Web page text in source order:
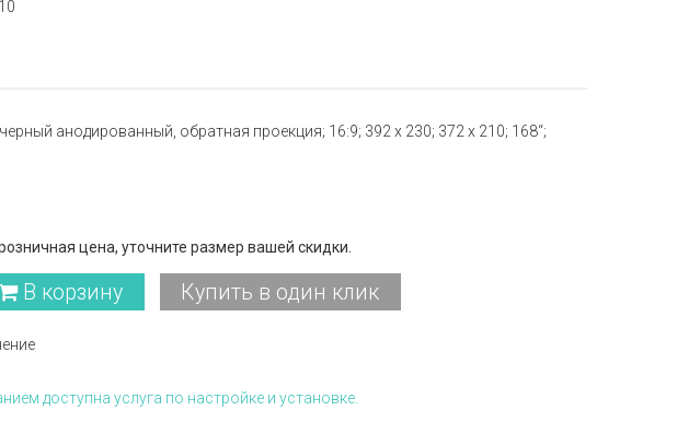
анодированный, обратная проекция; 16:9; 392 x 230; 372 x 210; 168“;
цена, уточните размер вашей скидки.
В корзину Купить в один клик
доступна услуга по настройке и установке.